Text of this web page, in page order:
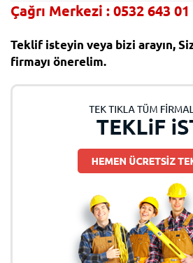
Çağrı Merkezi : 0532 643 01
Teklif isteyin veya bizi arayın,
firmayı önerelim.